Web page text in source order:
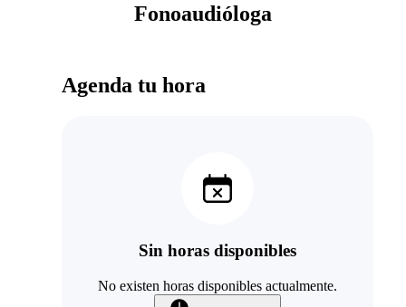
Fonoaudióloga
Agenda tu hora
Sin horas disponibles
No existen horas disponibles actualmente.